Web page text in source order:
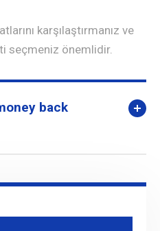
karşılaştırmanız ve
seçmeniz önemlidir.
back